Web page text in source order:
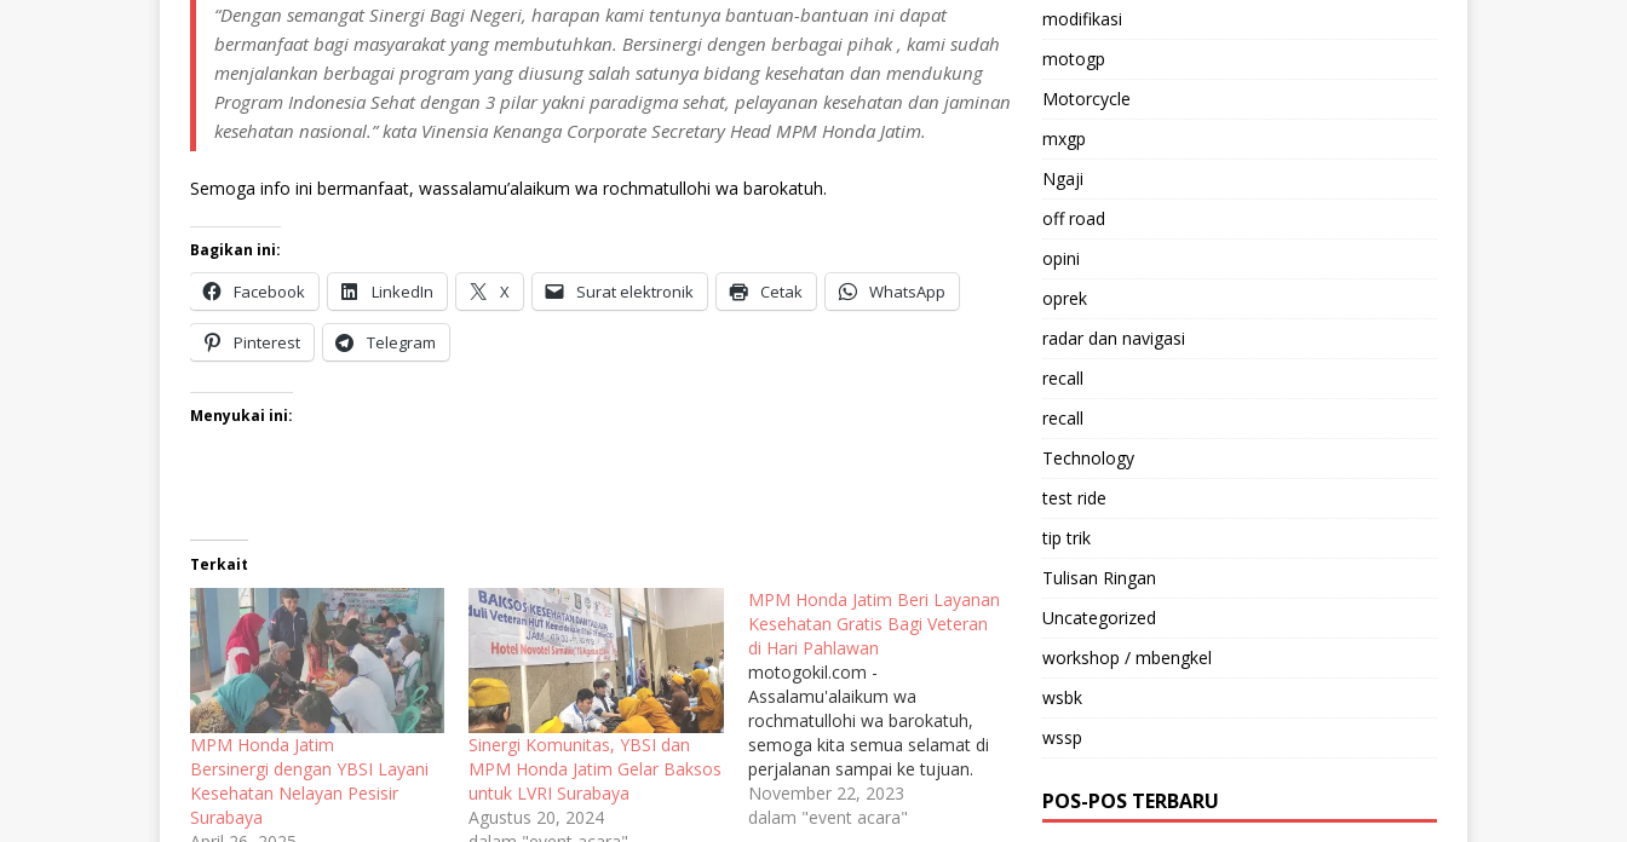
“Dengan semangat Sinergi Bagi Negeri, harapan kami tentunya bantuan-bantuan ini dapat
bermanfaat bagi masyarakat yang membutuhkan. Bersinergi dengen berbagai pihak , kami sudah
menjalankan berbagai program yang diusung salah satunya bidang kesehatan dan mendukung
Program Indonesia Sehat dengan 3 pilar yakni paradigma sehat, pelayanan kesehatan dan jaminan
kesehatan nasional.” kata Vinensia Kenanga Corporate Secretary Head MPM Honda Jatim.
Semoga info ini bermanfaat, wassalamu’alaikum wa rochmatullohi wa barokatuh.
Bagikan ini:
Facebook LinkedIn X Surat elektronik Cetak WhatsApp
Pinterest Telegram
Menyukai ini:
Terkait
MPM Honda Jatim
Bersinergi dengan YBSI Layani
Kesehatan Nelayan Pesisir
Surabaya
Sinergi Komunitas, YBSI dan
MPM Honda Jatim Gelar Baksos
untuk LVRI Surabaya
Agustus 20, 2024
MPM Honda Jatim Beri Layanan
Kesehatan Gratis Bagi Veteran
di Hari Pahlawan
motogokil.com -
Assalamu'alaikum wa
rochmatullohi wa barokatuh,
semoga kita semua selamat di
perjalanan sampai ke tujuan.
Sinergitas PT. Mitra Pinasthika
Mulia ( MPM Honda Jatim)
November 22, 2023
dalam "event acara"
modifikasi
motogp
Motorcycle
mxgp
Ngaji
off road
opini
oprek
radar dan navigasi
recall
recall
Technology
test ride
tip trik
Tulisan Ringan
Uncategorized
workshop / mbengkel
wsbk
wssp
POS-POS TERBARU